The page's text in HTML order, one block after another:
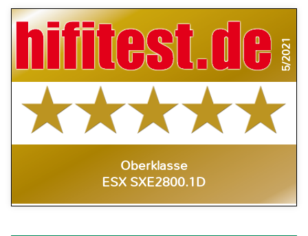
5/2021
Oberklasse
ESX SXE2800.1D